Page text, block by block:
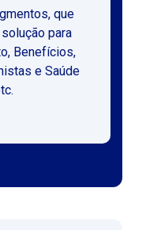
que
para
Benefícios,
e Saúde